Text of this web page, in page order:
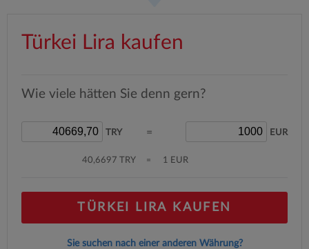
Türkei Lira kaufen
Wie viele hätten Sie denn gern?
TRY = EUR
40,6697 TRY = 1 EUR
TÜRKEI LIRA KAUFEN
Sie suchen nach einer anderen Währung?